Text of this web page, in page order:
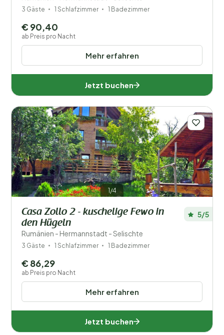
Wählen Sie Reisedaten und Ihre Begleitung
Wann?
Regionen
Hermannstadt (14)
Klausenburg (1)
Kronstadt (6)
Entfernung
Preis
Beliebte Filter
3 Gäste 1 Schlafzimmer 1 Badezimmer
Mehr erfahren
€ 90,40
ab Preis pro Nacht
Jetzt buchen
1/4
Casa Zollo 2 - kuschelige Fewo in
den Hügeln
Rumänien - Hermannstadt - Selischte
5/5
3 Gäste 1 Schlafzimmer 1 Badezimmer
Mehr erfahren
€ 86,29
ab Preis pro Nacht
Jetzt buchen